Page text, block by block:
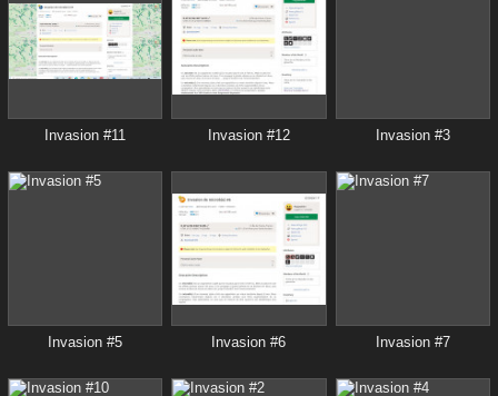
Invasion #11 Invasion #12 Invasion #3
Invasion #5 Invasion #6 Invasion #7